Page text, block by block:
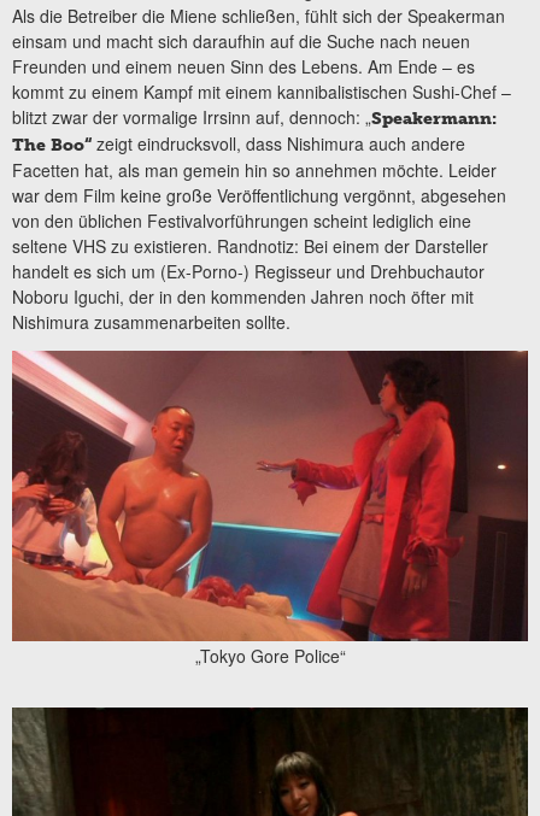
Als die Betreiber die Miene schließen, fühlt sich der Speakerman
einsam und macht sich daraufhin auf die Suche nach neuen
Freunden und einem neuen Sinn des Lebens. Am Ende – es
kommt zu einem Kampf mit einem kannibalistischen Sushi-Chef –
blitzt zwar der vormalige Irrsinn auf, dennoch: „Speakermann:
The Boo“ zeigt eindrucksvoll, dass Nishimura auch andere
Facetten hat, als man gemein hin so annehmen möchte. Leider
war dem Film keine große Veröffentlichung vergönnt, abgesehen
von den üblichen Festivalvorführungen scheint lediglich eine
seltene VHS zu existieren. Randnotiz: Bei einem der Darsteller
handelt es sich um (Ex-Porno-) Regisseur und Drehbuchautor
Noboru Iguchi, der in den kommenden Jahren noch öfter mit
Nishimura zusammenarbeiten sollte.
„Tokyo Gore Police“